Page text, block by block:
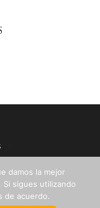
damos la mejor
sigues utilizando
de acuerdo.